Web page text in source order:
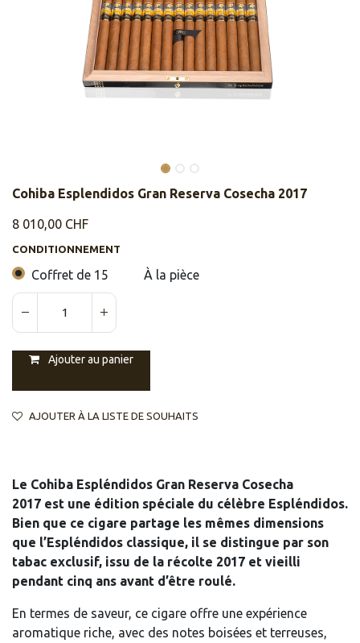
Cohiba Esplendidos Gran Reserva Cosecha 2017
8 010,00 CHF
CONDITIONNEMENT
Coffret de 15 À la pièce
Ajouter au panier
AJOUTER À LA LISTE DE SOUHAITS
Le Cohiba Espléndidos Gran Reserva Cosecha
2017 est une édition spéciale du célèbre Espléndidos.
Bien que ce cigare partage les mêmes dimensions
que l’Espléndidos classique, il se distingue par son
tabac exclusif, issu de la récolte 2017 et vieilli
pendant cinq ans avant d’être roulé.
En termes de saveur, ce cigare offre une expérience
aromatique riche, avec des notes boisées et terreuses,